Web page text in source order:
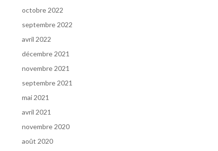
octobre 2022
septembre 2022
avril 2022
décembre 2021
novembre 2021
septembre 2021
mai 2021
avril 2021
novembre 2020
août 2020